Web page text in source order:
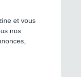
et vous
nos